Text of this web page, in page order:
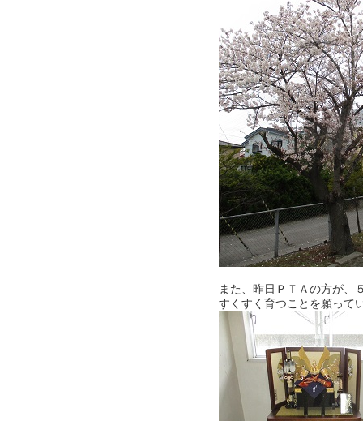
また、昨日ＰＴＡの方が、
すくすく育つことを願って